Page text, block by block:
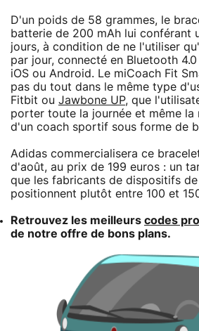
D'un poids de 58 grammes, le
batterie de 200 mAh lui conférant
jours, à condition de ne l'utiliser
par jour, connecté en Bluetooth
iOS ou Android. Le miCoach Fit
pas du tout dans le même type
Fitbit ou Jawbone UP, que
porter toute la journée et même la
d'un coach sportif sous forme de
Adidas commercialisera ce
d'août, au prix de 199 euros : un
que les fabricants de dispositifs
positionnent plutôt entre 100 et
Retrouvez les meilleurs codes
de notre offre de bons plans.